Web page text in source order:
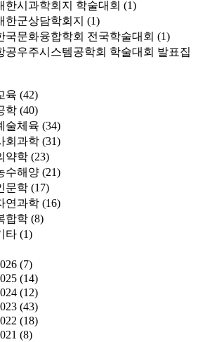
한시과학회지 학술대회 (1)
한군상담학회지 (1)
국문화융합학회 전국학술대회 (1)
공우주시스템공학회 학술대회 발표집
육 (42)
학 (40)
술체육 (34)
회과학 (31)
약학 (23)
수해양 (21)
문학 (17)
연과학 (16)
합학 (8)
타 (1)
(7)
(14)
(12)
(43)
(18)
(8)